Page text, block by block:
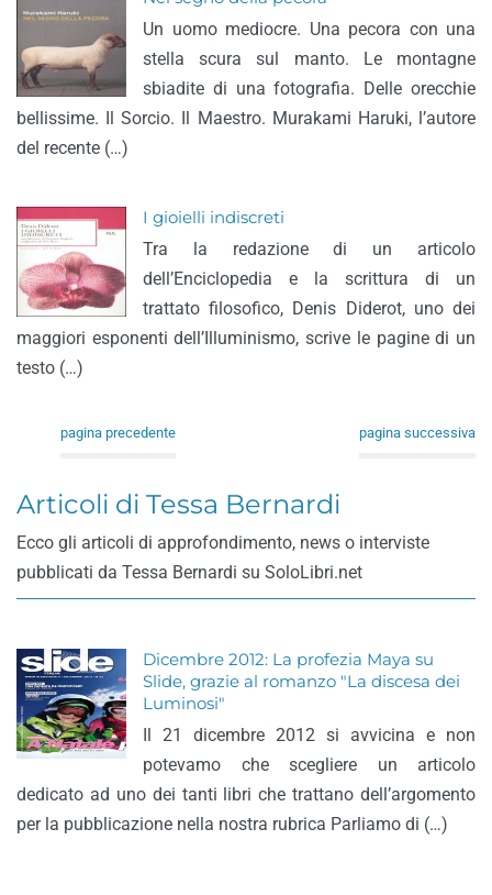
Un uomo mediocre. Una pecora con una
stella scura sul manto. Le montagne
sbiadite di una fotografia. Delle orecchie
bellissime. Il Sorcio. Il Maestro. Murakami Haruki, l’autore
del recente (…)
I gioielli indiscreti
Tra la redazione di un articolo
dell’Enciclopedia e la scrittura di un
trattato filosofico, Denis Diderot, uno dei
maggiori esponenti dell’Illuminismo, scrive le pagine di un
testo (…)
pagina precedente pagina successiva
Articoli di Tessa Bernardi
Ecco gli articoli di approfondimento, news o interviste
pubblicati da Tessa Bernardi su SoloLibri.net
Dicembre 2012: La profezia Maya su
Slide, grazie al romanzo "La discesa dei
Luminosi"
Il 21 dicembre 2012 si avvicina e non
potevamo che scegliere un articolo
dedicato ad uno dei tanti libri che trattano dell’argomento
per la pubblicazione nella nostra rubrica Parliamo di (…)